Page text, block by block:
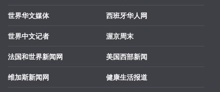
世界华文媒体
世界中文记者
法国和世界新闻网
维加斯新闻网
西班牙华人网
渥京周末
美国西部新闻
健康生活报道